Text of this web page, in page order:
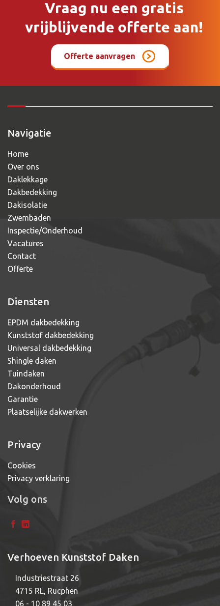
Vraag nu een gratis
vrijblijvende offerte aan!
Offerte aanvragen
Navigatie
Home
Over ons
Daklekkage
Dakbedekking
Dakisolatie
Zwembaden
Inspectie/Onderhoud
Vacatures
Contact
Offerte
Diensten
EPDM dakbedekking
Kunststof dakbedekking
Universal dakbedekking
Shingle daken
Tuindaken
Dakonderhoud
Garantie
Plaatselijke dakwerken
Privacy
Cookies
Privacy verklaring
Volg ons
Verhoeven Kunststof Daken
Industriestraat 26
4715 RL, Rucphen
06 - 10 89 45 03